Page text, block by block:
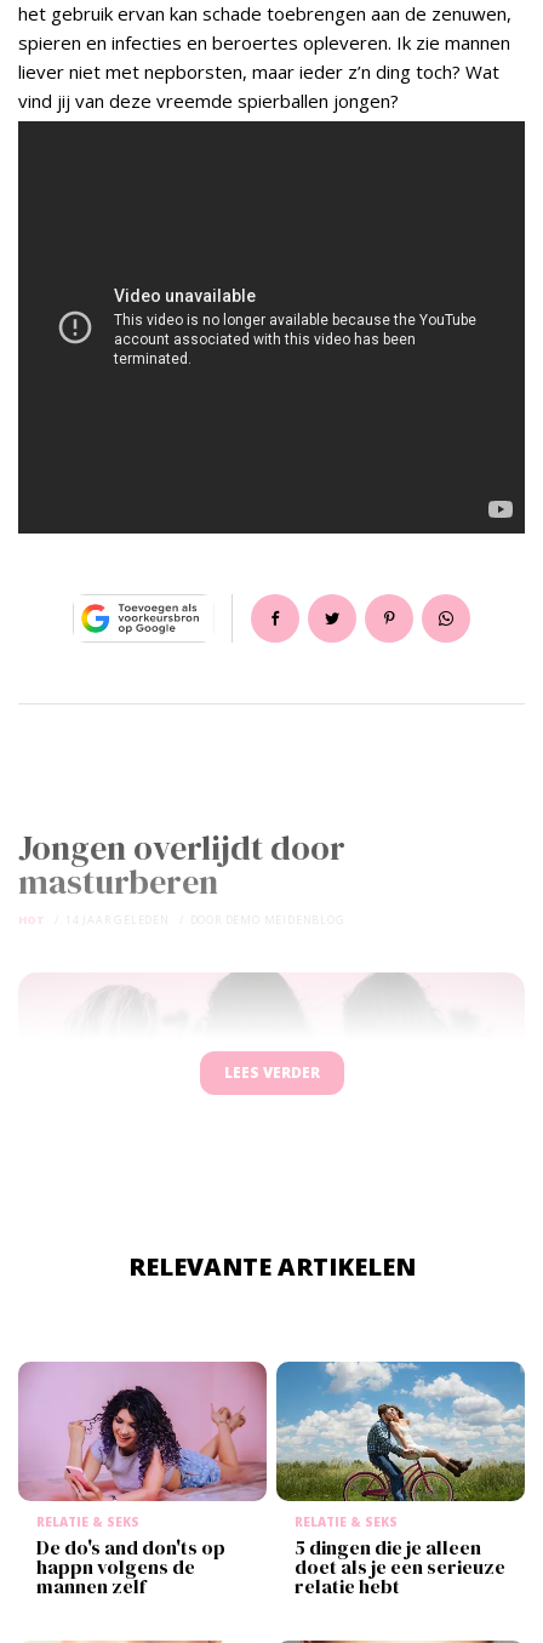
het gebruik ervan kan schade toebrengen aan de zenuwen,
spieren en infecties en beroertes opleveren. Ik zie mannen
liever niet met nepborsten, maar ieder z’n ding toch? Wat
vind jij van deze vreemde spierballen jongen?
Jongen overlijdt door
masturberen
HOT
LEES VERDER
RELEVANTE ARTIKELEN
RELATIE & SEKS
De do's and don'ts op
happn volgens de
mannen zelf
RELATIE & SEKS
5 dingen die je alleen
doet als je een serieuze
relatie hebt